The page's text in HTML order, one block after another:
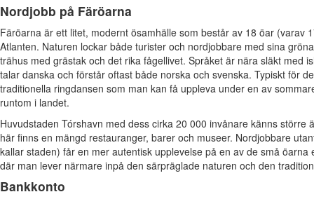
Nordjobb på Färöarna
Färöarna är ett litet, modernt ösamhälle som består av 18 öar (varav
Atlanten. Naturen lockar både turister och nordjobbare med sina
trähus med grästak och det rika fågellivet. Språket är nära släkt med
talar danska och förstår oftast både norska och svenska. Typiskt för
traditionella ringdansen som man kan få uppleva under en av
runtom i landet.
Huvudstaden Tórshavn med dess cirka 20 000 invånare känns större
här finns en mängd restauranger, barer och museer. Nordjobbare
kallar staden) får en mer autentisk upplevelse på en av de små öarna
där man lever närmare inpå den särpräglade naturen och den
Bankkonto